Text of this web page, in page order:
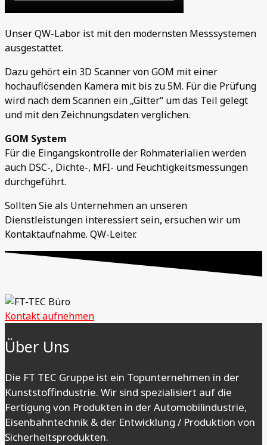
Unser QW-Labor ist mit den modernsten Messsystemen
ausgestattet.
Dazu gehört ein 3D Scanner von GOM mit einer
hochauflösenden Kamera mit bis zu 5M. Für die Prüfung
wird nach dem Scannen ein „Gitter“ um das Teil gelegt
und mit den Zeichnungsdaten verglichen.
GOM System
Für die Eingangskontrolle der Rohmaterialien werden
auch DSC-, Dichte-, MFI- und Feuchtigkeitsmessungen
durchgeführt.
Sollten Sie als Unternehmen an unseren
Dienstleistungen interessiert sein, ersuchen wir um
Kontaktaufnahme. QW-Leiter.
Kontakt aufnehmen
Über Uns
Die FT TEC Gruppe ist ein Topunternehmen in der
Kunststoffindustrie. Wir sind spezialisiert auf die
Fertigung von Produkten in der Automobilindustrie,
Eisenbahntechnik & der Entwicklung / Produktion von
Sicherheitsprodukten.